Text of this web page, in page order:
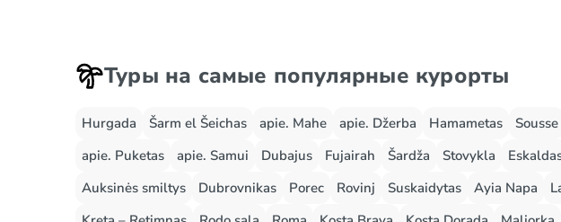
Туры на самые популярные курорты
Hurgada Šarm el Šeichas apie. Mahe apie. Džerba Hamametas Sousse
apie. Puketas
apie. Samui Dubajus Fujairah Šardža Stovykla
Auksinės smiltys
Dubrovnikas Porec Rovinj Suskaidytas Ayia Napa